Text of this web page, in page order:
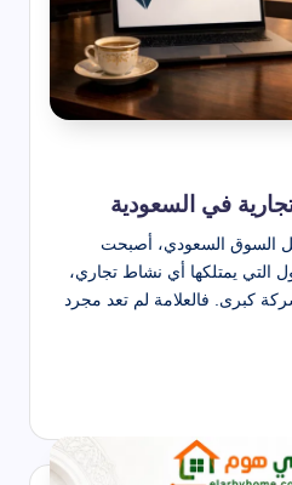
في السعودية
السوق السعودي، أصبحت
التي يمتلكها أي نشاط تجاري،
كبرى. فالعلامة لم تعد مجرد